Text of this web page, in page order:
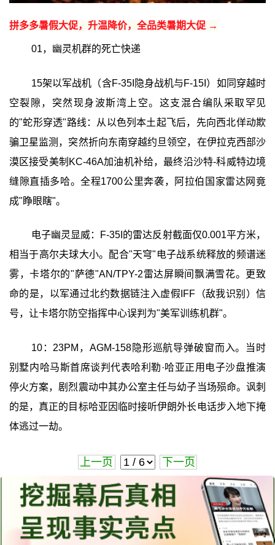
拼多多暑假大促，升温降价，全品类暑期大促 →
01，幽灵机群的死亡快递
15架以军战机（含F-35I隐身战机与F-15I）如同穿越时
空裂隙，突然现身波斯湾上空。这支混合编队采取罕见
的"蛇形穿透"路线：从以色列本土起飞后，先向西北佯动欺
骗卫星监测，突然折向东南穿越约旦领空，在伊拉克西部沙
漠区接受美制KC-46A加油机补给，最终沿沙特-科威特边境
缝隙直插多哈。全程1700公里奔袭，阿拉伯国家雷达网竟
成"睁眼瞎"。
电子幽灵显威：F-35I的雷达反射截面仅0.001平方米，
相当于高尔夫球大小。配合"天穹"电子战系统释放的频谱迷
雾，卡塔尔的"萨德"AN/TPY-2雷达屏瞬间飘满雪花。更致
命的是，以军通过北约数据链注入虚假IFF（敌我识别）信
号，让卡塔尔防空指挥中心误判为"美军训练机群"。
10：23PM，AGM-158隐形巡航导弹破窗而入。当时
别墅内哈马斯首席谈判代表哈利勒·哈亚正用电子沙盘推演
停火方案，剧烈震动中其办公室主任与幼子当场殒命。讽刺
的是，真正的目标哈亚因临时接听伊朗外长电话步入地下掩
体逃过一劫。
上一页 下一页